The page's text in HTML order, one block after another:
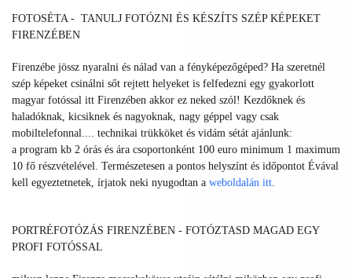
FOTOSÉTA - TANULJ FOTÓZNI ÉS KÉSZÍTS SZÉP KÉPEKET
FIRENZÉBEN
Firenzébe jössz nyaralni és nálad van a fényképezőgéped? Ha szeretnél
szép képeket csinálni sőt rejtett helyeket is felfedezni egy gyakorlott
magyar fotóssal itt Firenzében akkor ez neked szól! Kezdőknek és
haladóknak, kicsiknek és nagyoknak, nagy géppel vagy csak
mobiltelefonnal.... technikai trükköket és vidám sétát ajánlunk:
a program kb 2 órás és ára csoportonként 100 euro minimum 1 maximum
10 fő részvételével. Természetesen a pontos helyszínt és időpontot Évával
kell egyeztetnetek, írjatok neki nyugodtan a weboldalán itt
PORTRÉFOTÓZÁS FIRENZÉBEN - FOTÓZTASD MAGAD EGY
PROFI FOTÓSSAL